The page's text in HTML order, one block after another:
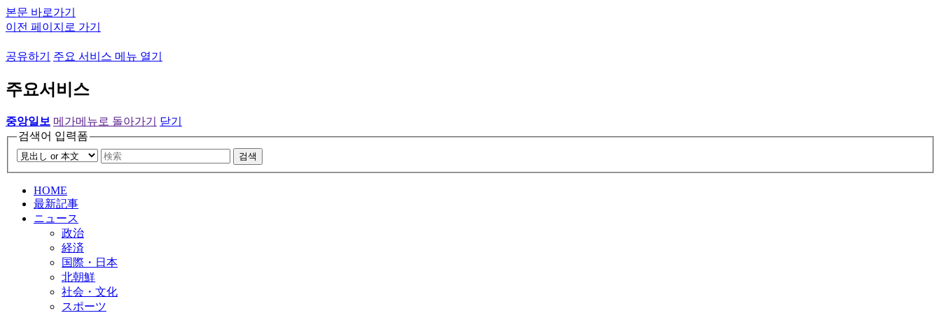
본문 바로가기
이전 페이지로 가기
공유하기 주요 서비스 메뉴 열기
주요서비스
중앙일보 메가메뉴로 돌아가기
닫기
검색어 입력폼
검색
HOME
最新記事
ニュース
政治
経済
国際・日本
北朝鮮
社会・文化
スポーツ